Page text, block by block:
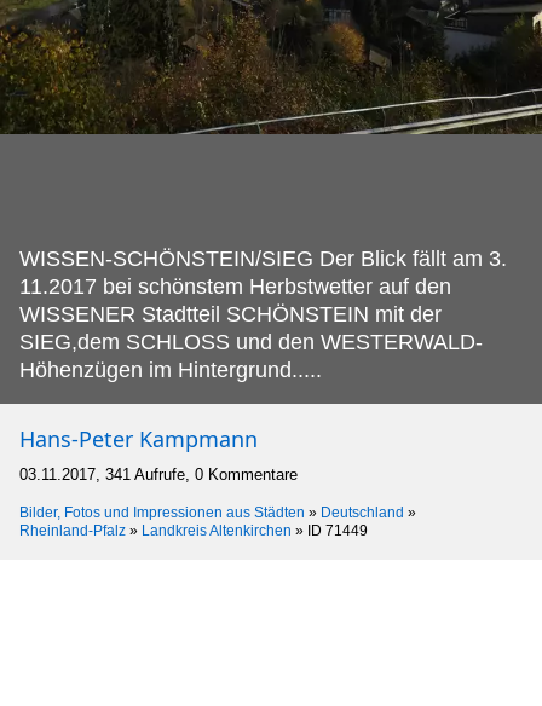
WISSEN-SCHÖNSTEIN/SIEG Der Blick fällt am 3.
11.2017 bei schönstem Herbstwetter auf den
WISSENER Stadtteil SCHÖNSTEIN mit der
SIEG,dem SCHLOSS und den WESTERWALD-
Höhenzügen im Hintergrund.....
Hans-Peter Kampmann
03.11.2017, 341 Aufrufe, 0 Kommentare
Bilder, Fotos und Impressionen aus Städten » Deutschland »
Rheinland-Pfalz » Landkreis Altenkirchen » ID 71449